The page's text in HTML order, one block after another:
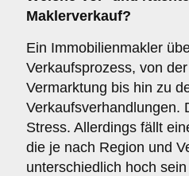
Maklerverkauf?
Ein Immobilienmakler
Verkaufsprozess, von
Vermarktung bis hin zu
Verkaufsverhandlungen.
Stress. Allerdings fällt
die je nach Region und
unterschiedlich hoch